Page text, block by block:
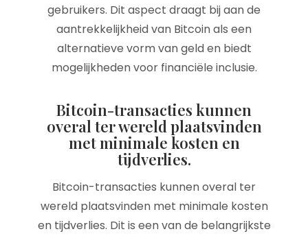
gebruikers. Dit aspect draagt bij aan de
aantrekkelijkheid van Bitcoin als een
alternatieve vorm van geld en biedt
mogelijkheden voor financiële inclusie.
Bitcoin-transacties kunnen
overal ter wereld plaatsvinden
met minimale kosten en
tijdverlies.
Bitcoin-transacties kunnen overal ter
wereld plaatsvinden met minimale kosten
en tijdverlies. Dit is een van de belangrijkste